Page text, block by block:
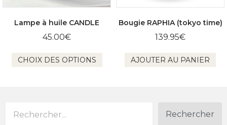
Lampe à huile CANDLE
45.00€
CHOIX DES OPTIONS
Bougie RAPHIA (tokyo time)
139.95€
AJOUTER AU PANIER
Rechercher